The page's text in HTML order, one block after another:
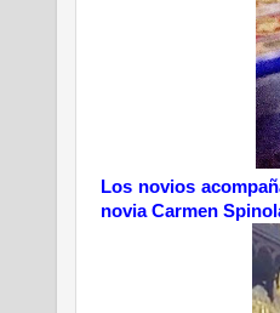
Los novios
novia Carmen